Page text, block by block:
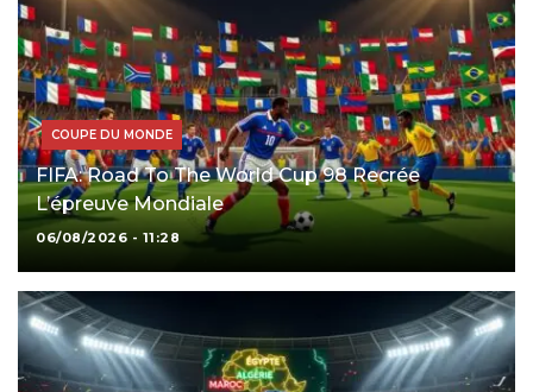
COUPE DU MONDE
FIFA: Road To The World Cup 98 Recrée
L’épreuve Mondiale
06/08/2026 - 11:28